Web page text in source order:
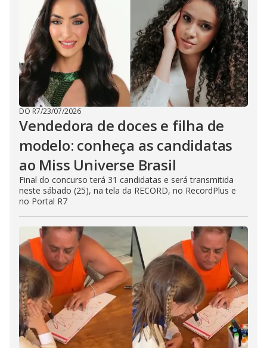
DO R7/23/07/2026
Vendedora de doces e filha de
modelo: conheça as candidatas
ao Miss Universe Brasil
Final do concurso terá 31 candidatas e será transmitida
neste sábado (25), na tela da RECORD, no RecordPlus e
no Portal R7